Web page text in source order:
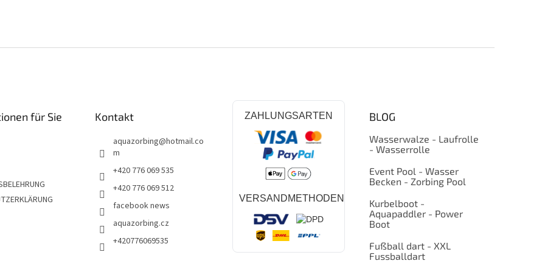
für Sie Kontakt
aquazorbing@hotmail.co
m
+420 776 069 535
+420 776 069 512
facebook news
aquazorbing.cz
+420776069535
ZAHLUNGSARTEN
VERSANDMETHODEN
BLOG
Wasserwalze - Laufrolle
- Wasserrolle
Event Pool - Wasser
Becken - Zorbing Pool
Kurbelboot -
Aquapaddler - Power
Boot
Fußball dart - XXL
Fussballdart